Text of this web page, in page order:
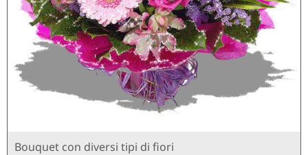
Bouquet con diversi tipi di fiori